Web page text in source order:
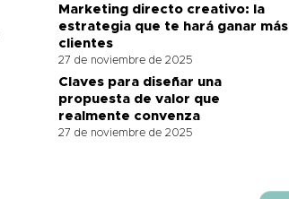
Marketing directo creativo: la
estrategia que te hará ganar más
clientes
27 de noviembre de 2025
Claves para diseñar una
propuesta de valor que
realmente convenza
27 de noviembre de 2025